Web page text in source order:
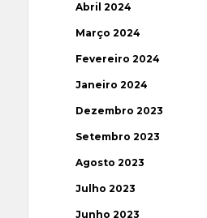
Abril 2024
Março 2024
Fevereiro 2024
Janeiro 2024
Dezembro 2023
Setembro 2023
Agosto 2023
Julho 2023
Junho 2023